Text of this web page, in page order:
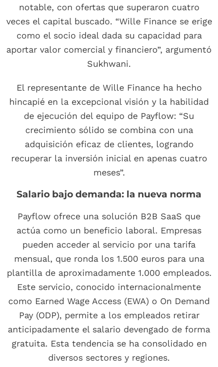
notable, con ofertas que superaron cuatro
veces el capital buscado. “Wille Finance se erige
como el socio ideal dada su capacidad para
aportar valor comercial y financiero”, argumentó
Sukhwani.
El representante de Wille Finance ha hecho
hincapié en la excepcional visión y la habilidad
de ejecución del equipo de Payflow: “Su
crecimiento sólido se combina con una
adquisición eficaz de clientes, logrando
recuperar la inversión inicial en apenas cuatro
meses”.
Salario bajo demanda: la nueva norma
Payflow ofrece una solución B2B SaaS que
actúa como un beneficio laboral. Empresas
pueden acceder al servicio por una tarifa
mensual, que ronda los 1.500 euros para una
plantilla de aproximadamente 1.000 empleados.
Este servicio, conocido internacionalmente
como Earned Wage Access (EWA) o On Demand
Pay (ODP), permite a los empleados retirar
anticipadamente el salario devengado de forma
gratuita. Esta tendencia se ha consolidado en
diversos sectores y regiones.